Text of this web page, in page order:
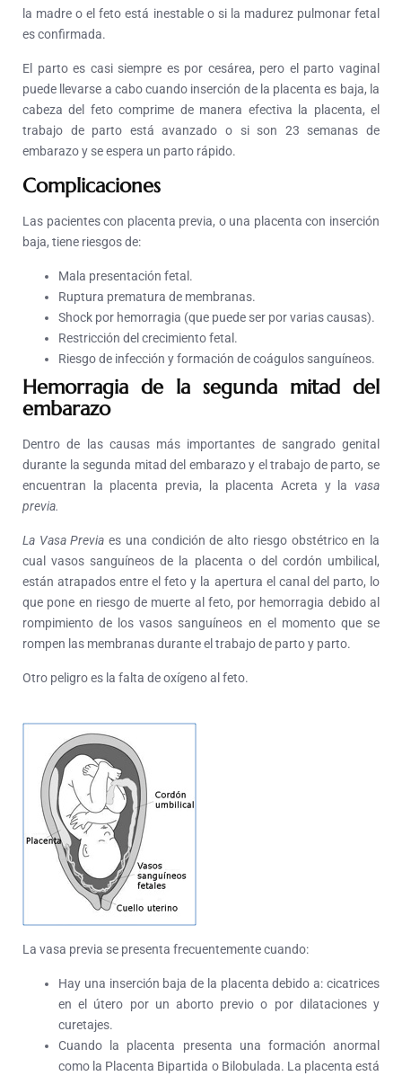
la madre o el feto está inestable o si la madurez pulmonar fetal
es confirmada.
El parto es casi siempre es por cesárea, pero el parto vaginal
puede llevarse a cabo cuando inserción de la placenta es baja, la
cabeza del feto comprime de manera efectiva la placenta, el
trabajo de parto está avanzado o si son 23 semanas de
embarazo y se espera un parto rápido.
Complicaciones
Las pacientes con placenta previa, o una placenta con inserción
baja, tiene riesgos de:
Mala presentación fetal.
Ruptura prematura de membranas.
Shock por hemorragia (que puede ser por varias causas).
Restricción del crecimiento fetal.
Riesgo de infección y formación de coágulos sanguíneos.
Hemorragia de la segunda mitad del
embarazo
Dentro de las causas más importantes de sangrado genital
durante la segunda mitad del embarazo y el trabajo de parto, se
encuentran la placenta previa, la placenta Acreta y la vasa
previa.
La Vasa Previa es una condición de alto riesgo obstétrico en la
cual vasos sanguíneos de la placenta o del cordón umbilical,
están atrapados entre el feto y la apertura el canal del parto, lo
que pone en riesgo de muerte al feto, por hemorragia debido al
rompimiento de los vasos sanguíneos en el momento que se
rompen las membranas durante el trabajo de parto y parto.
Otro peligro es la falta de oxígeno al feto.
La vasa previa se presenta frecuentemente cuando:
Hay una inserción baja de la placenta debido a: cicatrices
en el útero por un aborto previo o por dilataciones y
curetajes.
Cuando la placenta presenta una formación anormal
como la Placenta Bipartida o Bilobulada. La placenta está